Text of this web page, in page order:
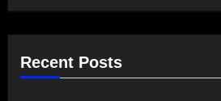
Recent Posts